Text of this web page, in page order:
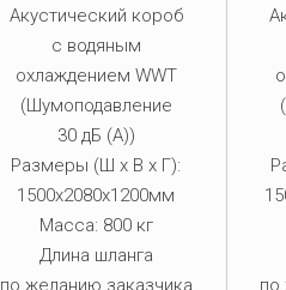
Акустический короб
с водяным
охлаждением WWT
(Шумоподавление
30 дБ (А))
Размеры (Ш х В х Г):
1500х2080х1200мм
Масса: 800 кг
Длина шланга
по желанию заказчика
по